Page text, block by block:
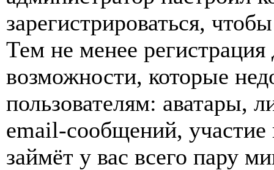
зарегистрироваться,
Тем не менее
возможности, которые
пользователям: аватары,
email-сообщений, участие
займёт у вас всего пару